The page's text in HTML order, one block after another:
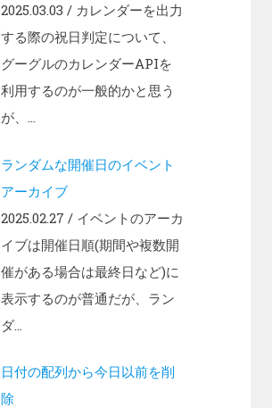
2025.03.03 / カレンダーを出力
する際の祝日判定について、
グーグルのカレンダーAPIを
利用するのが一般的かと思う
が、...
ランダムな開催日のイベント
アーカイブ
2025.02.27 / イベントのアーカ
イブは開催日順(期間や複数開
催がある場合は最終日など)に
表示するのが普通だが、ラン
ダ...
日付の配列から今日以前を削
除